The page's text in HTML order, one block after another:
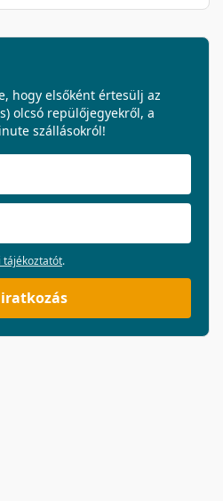
hogy elsőként értesülj az
olcsó repülőjegyekről, a
szállásokról!
tájékoztatót.